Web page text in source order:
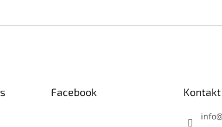
Facebook Kontakt
info